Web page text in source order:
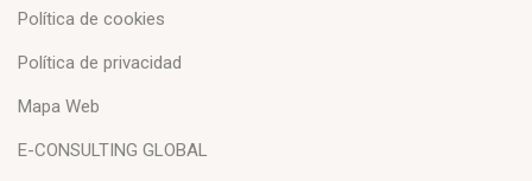
Política de cookies
Política de privacidad
Mapa Web
E-CONSULTING GLOBAL